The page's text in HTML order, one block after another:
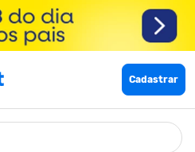
Cadastrar